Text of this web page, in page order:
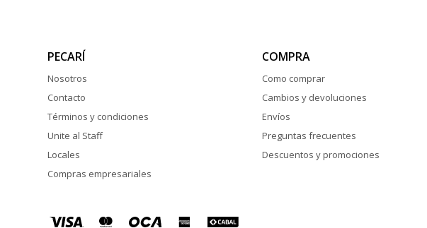
PECARÍ
Nosotros
Contacto
Términos y condiciones
Unite al Staff
Locales
Compras empresariales
COMPRA
Como comprar
Cambios y devoluciones
Envíos
Preguntas frecuentes
Descuentos y promociones